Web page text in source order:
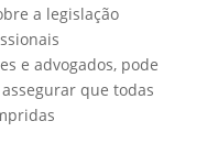
a legislação
e advogados, pode
que todas